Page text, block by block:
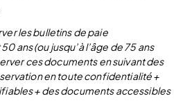
les bulletins de paie
ans (ou jusqu’à l’âge de 75 ans
ces documents en suivant des
en toute confidentialité +
+ des documents accessibles